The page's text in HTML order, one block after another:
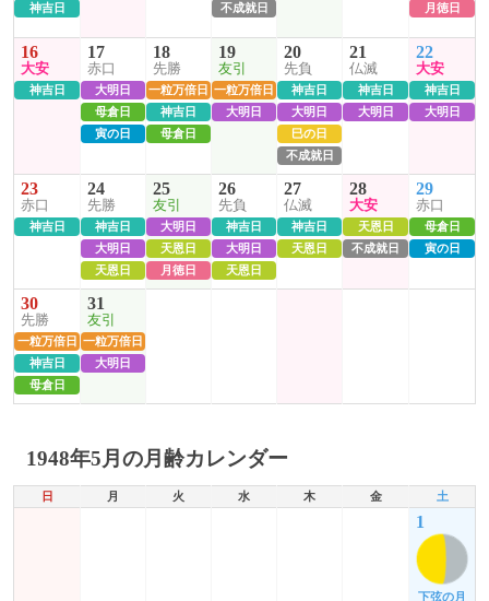
神吉日
不成就日
月徳日
16
大安
神吉日
17
赤口
大明日
母倉日
寅の日
18
先勝
一粒万倍日
神吉日
母倉日
19
友引
一粒万倍日
大明日
20
先負
神吉日
大明日
巳の日
不成就日
21
仏滅
神吉日
大明日
22
大安
神吉日
大明日
23
赤口
神吉日
24
先勝
神吉日
大明日
天恩日
25
友引
大明日
天恩日
月徳日
26
先負
神吉日
大明日
天恩日
27
仏滅
神吉日
天恩日
28
大安
天恩日
不成就日
29
赤口
母倉日
寅の日
30
先勝
一粒万倍日
神吉日
母倉日
31
友引
一粒万倍日
大明日
1948年5月の月齢カレンダー
日 月 火 水 木 金 土
1
下弦の月